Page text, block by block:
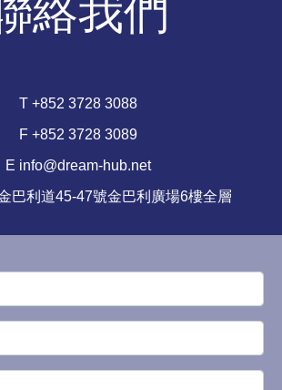
絡我們
T +852 3728 3088
F +852 3728 3089
E info@dream-hub.net
巴利道45-47號金巴利廣場6樓全層